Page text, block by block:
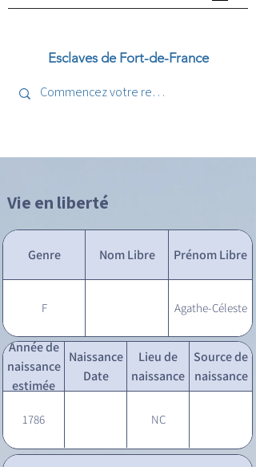
Esclaves de Fort-de-France
Vie en liberté
Genre Nom Libre Prénom Libre
F Agathe-Céleste
Année de
naissance
estimée
Naissance
Date
Lieu de
naissance
Source de
naissance
1786 NC